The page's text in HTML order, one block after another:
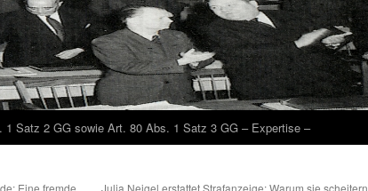
1 Satz 2 GG sowie Art. 80 Abs. 1 Satz 3 GG – Expertise –
Eine fremde
„Julia Neigel erstattet Strafanzeige: Warum sie scheitern